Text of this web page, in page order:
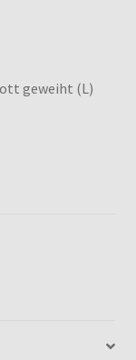
geweiht (L)